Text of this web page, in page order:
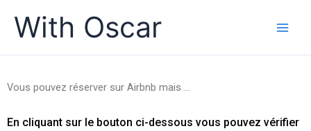
content
With Oscar
Vous pouvez réserver sur Airbnb mais …
En cliquant sur le bouton ci-dessous vous pouvez vérifier